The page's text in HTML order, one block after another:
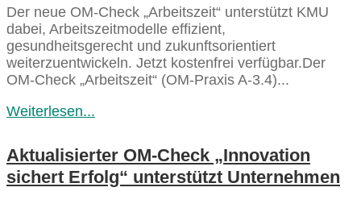
Der neue OM‑Check „Arbeitszeit“ unterstützt KMU
dabei, Arbeitszeitmodelle effizient,
gesundheitsgerecht und zukunftsorientiert
weiterzuentwickeln. Jetzt kostenfrei verfügbar.Der
OM‑Check „Arbeitszeit“ (OM‑Praxis A‑3.4)...
Weiterlesen...
Aktualisierter OM‑Check „Innovation
sichert Erfolg“ unterstützt Unternehmen